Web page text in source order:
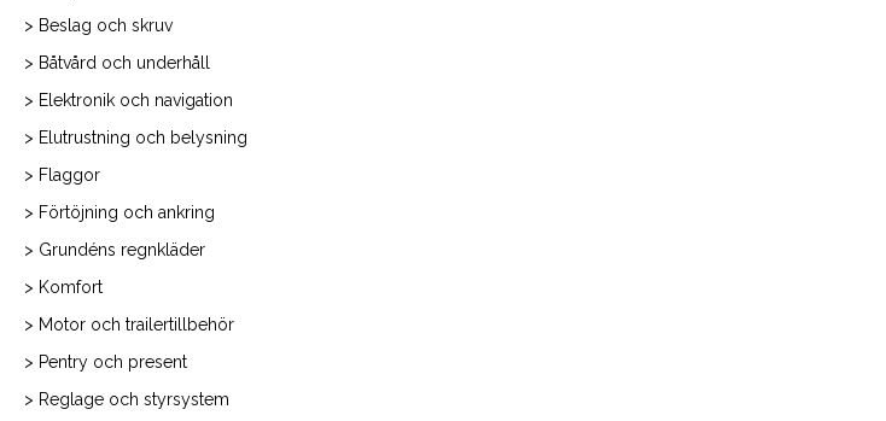
> Beslag och skruv
> Båtvård och underhåll
> Elektronik och navigation
> Elutrustning och belysning
> Flaggor
> Förtöjning och ankring
> Grundéns regnkläder
> Komfort
> Motor och trailertillbehör
> Pentry och present
> Reglage och styrsystem